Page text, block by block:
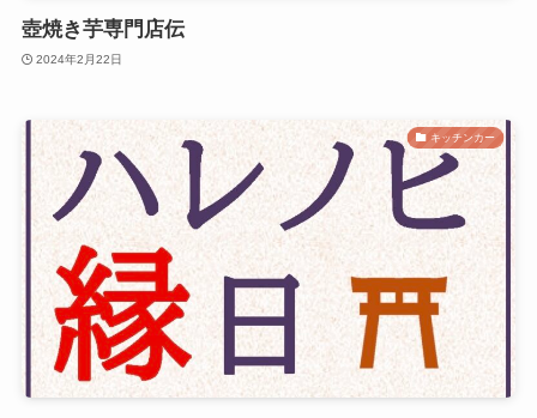
壺焼き芋専門店伝
2024年2月22日
キッチンカー